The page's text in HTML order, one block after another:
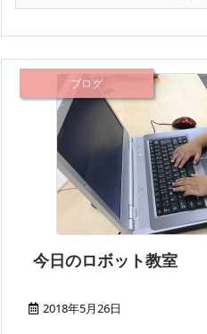
今日のロボット教室
2018年5月26日
ブログ